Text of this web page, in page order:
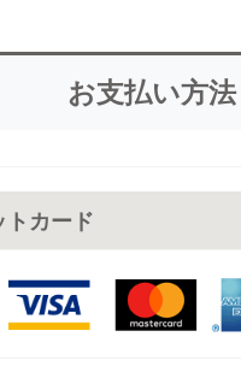
お支払い方法
トカード